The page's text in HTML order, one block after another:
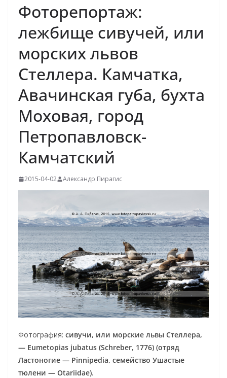
Фоторепортаж:
лежбище сивучей, или
морских львов
Стеллера. Камчатка,
Авачинская губа, бухта
Моховая, город
Петропавловск-
Камчатский
2015-04-02 Александр Пирагис
Фотография: сивучи, или морские львы Стеллера,
— Eumetopias jubatus (Schreber, 1776) (отряд
Ластоногие — Pinnipedia, семейство Ушастые
тюлени — Otariidae).